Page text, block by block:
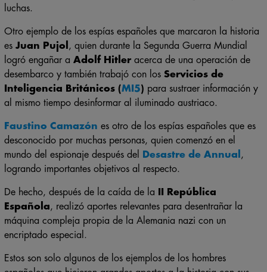
defensa efectivas durante la
Otro ejemplo de los espías españoles que marcaron la historia
esJuan Pujol, quien durante la Segunda Guerra Mundial
logró engañar aAdolf Hitler acerca de una operación de
desembarco y también trabajó con losServicios de
Inteligencia Británicos ( MI5)para sustraer información y
Faustino Camazónes otro de los espías españoles que es
desconocido por muchas personas, quien comenzó en el
mundo del espionaje después del Desastre de Annual
De hecho, después de la caída de laII República
Española, realizó aportes relevantes para desentrañar la
máquina compleja propia de la Alemania nazi con un
Estos son solo algunos de los ejemplos de los hombres